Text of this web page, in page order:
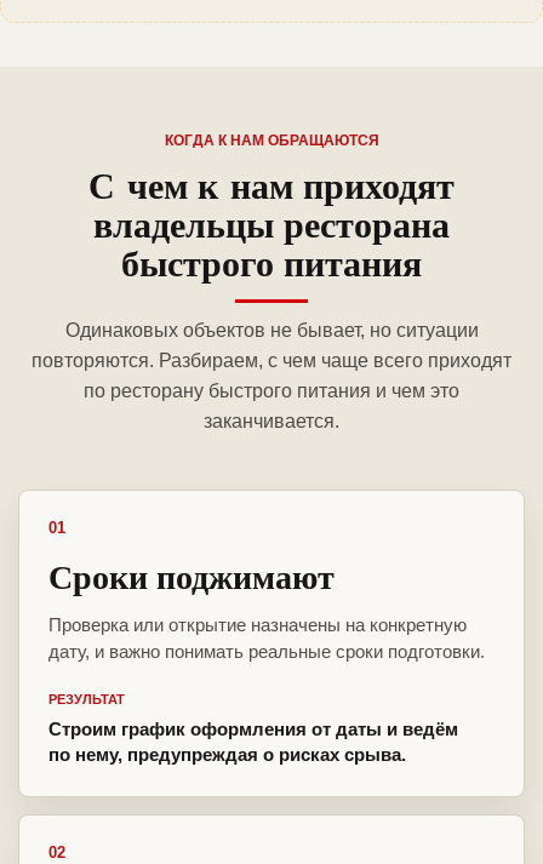
КОГДА К НАМ ОБРАЩАЮТСЯ
С чем к нам приходят
владельцы ресторана
быстрого питания
Одинаковых объектов не бывает, но ситуации
повторяются. Разбираем, с чем чаще всего приходят
по ресторану быстрого питания и чем это
заканчивается.
01
Сроки поджимают
Проверка или открытие назначены на конкретную
дату, и важно понимать реальные сроки подготовки.
РЕЗУЛЬТАТ
Строим график оформления от даты и ведём
по нему, предупреждая о рисках срыва.
02